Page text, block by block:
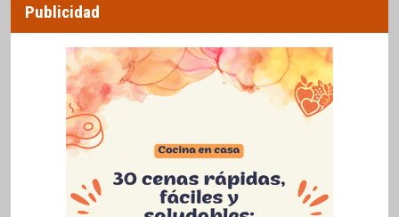
Publicidad